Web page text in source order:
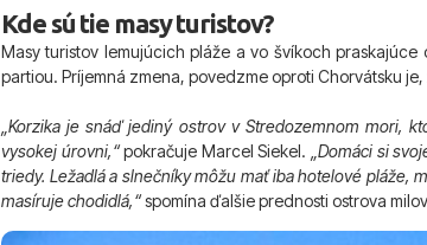
Kde sú tie masy turistov?
Masy turistov lemujúcich pláže a vo švíkoch praskajúce
partiou. Príjemná zmena, povedzme oproti Chorvátsku
„Korzika je snáď jediný ostrov v Stredozemnom mori,
vysokej úrovni,“pokračuje Marcel Siekel.
„Domáci si
triedy. Ležadlá a slnečníky môžu mať iba hotelové
masíruje chodidlá,“spomína ďalšie prednosti ostrova